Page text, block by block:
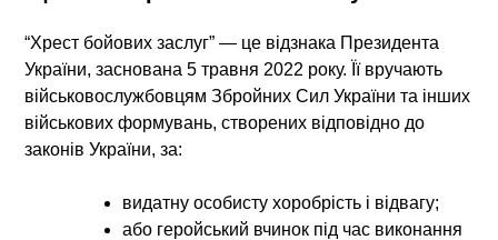
“Хрест бойових заслуг” — це відзнака Президента
України, заснована 5 травня 2022 року. Її вручають
військовослужбовцям Збройних Сил України та інших
військових формувань, створених відповідно до
законів України, за:
видатну особисту хоробрість і відвагу;
або геройський вчинок під час виконання